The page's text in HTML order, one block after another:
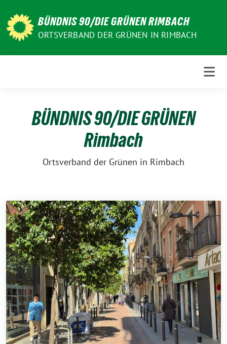
zum
Inhalt
BÜNDNIS 90/DIE GRÜNEN RIMBACH
ORTSVERBAND DER GRÜNEN IN RIMBACH
BÜNDNIS 90/DIE GRÜNEN
Rimbach
Ortsverband der Grünen in Rimbach